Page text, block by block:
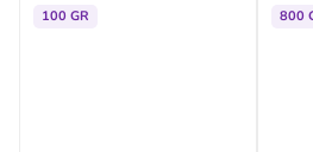
100 GR 800